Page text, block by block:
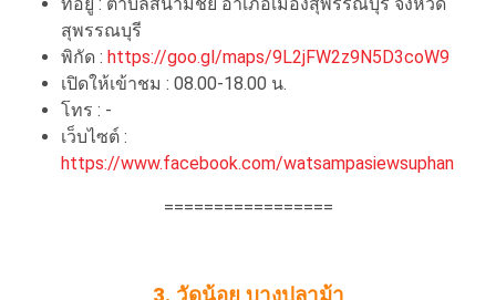
สุพรรณบุรี
พิกัด : https://goo.gl/maps/9L2jFW2z9N5D3coW9
เปิดให้เข้าชม : 08.00-18.00 น.
โทร : -
เว็บไซต์ :
https://www.facebook.com/watsampasiewsuphan
=================